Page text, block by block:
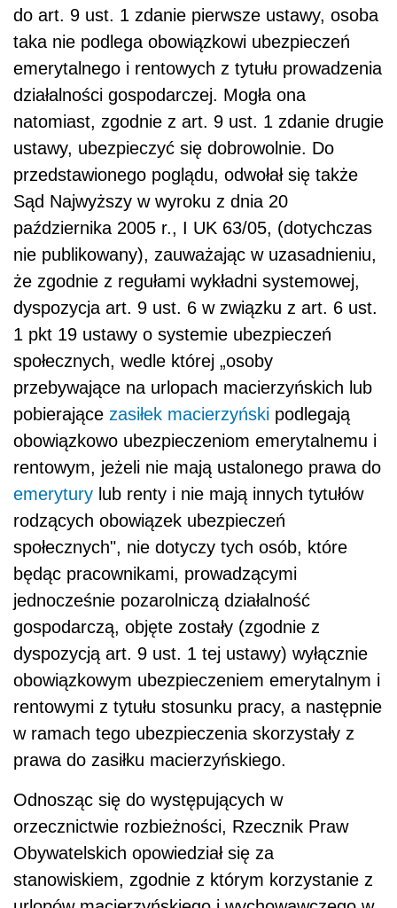
do art. 9 ust. 1 zdanie pierwsze ustawy, osoba
taka nie podlega obowiązkowi ubezpieczeń
emerytalnego i rentowych z tytułu prowadzenia
działalności gospodarczej. Mogła ona
natomiast, zgodnie z art. 9 ust. 1 zdanie drugie
ustawy, ubezpieczyć się dobrowolnie. Do
przedstawionego poglądu, odwołał się także
Sąd Najwyższy w wyroku z dnia 20
października 2005 r., I UK 63/05, (dotychczas
nie publikowany), zauważając w uzasadnieniu,
że zgodnie z regułami wykładni systemowej,
dyspozycja art. 9 ust. 6 w związku z art. 6 ust.
1 pkt 19 ustawy o systemie ubezpieczeń
społecznych, wedle której „osoby
przebywające na urlopach macierzyńskich lub
pobierające zasiłek macierzyński podlegają
obowiązkowo ubezpieczeniom emerytalnemu i
rentowym, jeżeli nie mają ustalonego prawa do
emerytury lub renty i nie mają innych tytułów
rodzących obowiązek ubezpieczeń
społecznych", nie dotyczy tych osób, które
będąc pracownikami, prowadzącymi
jednocześnie pozarolniczą działalność
gospodarczą, objęte zostały (zgodnie z
dyspozycją art. 9 ust. 1 tej ustawy) wyłącznie
obowiązkowym ubezpieczeniem emerytalnym i
rentowymi z tytułu stosunku pracy, a następnie
w ramach tego ubezpieczenia skorzystały z
prawa do zasiłku macierzyńskiego.
Odnosząc się do występujących w
orzecznictwie rozbieżności, Rzecznik Praw
Obywatelskich opowiedział się za
stanowiskiem, zgodnie z którym korzystanie z